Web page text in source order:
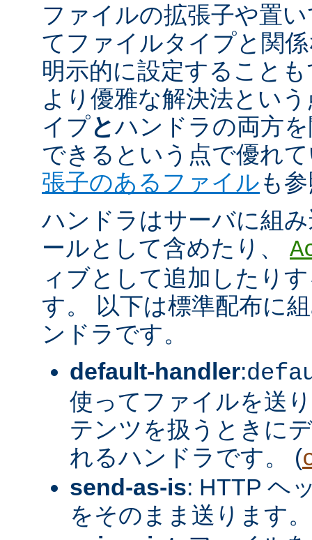
ファイルの拡張子や置
てファイルタイプと関
明示的に設定すること
より優雅な解決法とい
イプとハンドラの両方
できるという点で優れ
張子のあるファイルも
ハンドラはサーバに組
ールとして含めたり、
ィブとして追加したり
す。 以下は標準配布に
ンドラです。
default-handler:
使ってファイルを送
テンツを扱うときに
れるハンドラです。 (
send-as-is: HTTP ヘ
をそのまま送ります